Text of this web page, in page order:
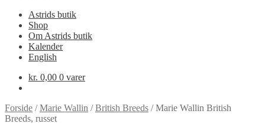
Astrids butik
Shop
Om Astrids butik
Kalender
English
kr. 0,00 0 varer
Forside /Marie Wallin /British Breeds /Marie Wallin British
Breeds, russet